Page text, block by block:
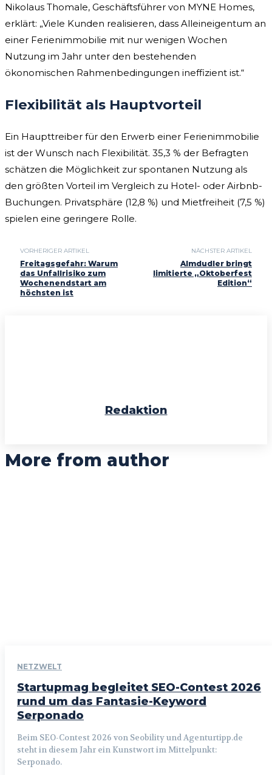
Nikolaus Thomale, Geschäftsführer von MYNE Homes,
erklärt: „Viele Kunden realisieren, dass Alleineigentum an
einer Ferienimmobilie mit nur wenigen Wochen
Nutzung im Jahr unter den bestehenden
ökonomischen Rahmenbedingungen ineffizient ist.“
Flexibilität als Hauptvorteil
Ein Haupttreiber für den Erwerb einer Ferienimmobilie
ist der Wunsch nach Flexibilität. 35,3 % der Befragten
schätzen die Möglichkeit zur spontanen Nutzung als
den größten Vorteil im Vergleich zu Hotel- oder Airbnb-
Buchungen. Privatsphäre (12,8 %) und Mietfreiheit (7,5 %)
spielen eine geringere Rolle.
VORHERIGER ARTIKEL
Freitagsgefahr: Warum
das Unfallrisiko zum
Wochenendstart am
höchsten ist
NÄCHSTER ARTIKEL
Almdudler bringt
limitierte „Oktoberfest
Edition“
Redaktion
More from author
NETZWELT
Startupmag begleitet SEO-Contest 2026
rund um das Fantasie-Keyword
Serponado
Beim SEO-Contest 2026 von Seobility und Agenturtipp.de
steht in diesem Jahr ein Kunstwort im Mittelpunkt:
Serponado.